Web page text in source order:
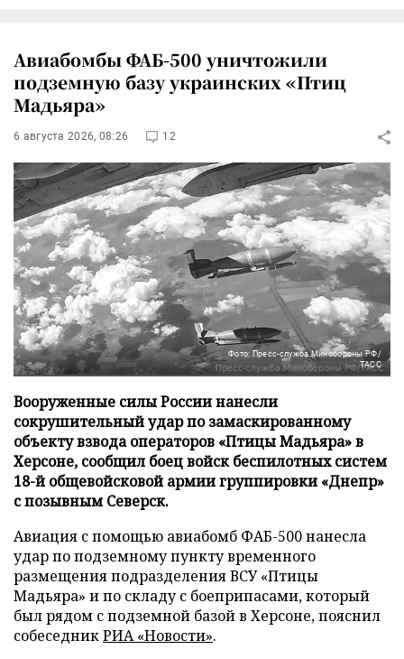
Авиабомбы ФАБ-500 уничтожили
подземную базу украинских «Птиц
Мадьяра»
6 августа 2026, 08:26 12
Фото: Пресс-служба Минобороны РФ/
ТАСС
Вооруженные силы России нанесли
сокрушительный удар по замаскированному
объекту взвода операторов «Птицы Мадьяра» в
Херсоне, сообщил боец войск беспилотных систем
18-й общевойсковой армии группировки «Днепр»
с позывным Северск.
Авиация с помощью авиабомб ФАБ-500 нанесла
удар по подземному пункту временного
размещения подразделения ВСУ «Птицы
Мадьяра» и по складу с боеприпасами, который
был рядом с подземной базой в Херсоне, пояснил
собеседникРИА «Новости».